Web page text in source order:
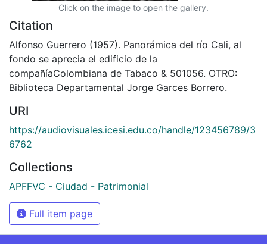
Click on the image to open the gallery.
Citation
Alfonso Guerrero (1957). Panorámica del río Cali, al
fondo se aprecia el edificio de la
compañíaColombiana de Tabaco & 501056. OTRO:
Biblioteca Departamental Jorge Garces Borrero.
URI
https://audiovisuales.icesi.edu.co/handle/123456789/3
6762
Collections
APFFVC - Ciudad - Patrimonial
Full item page